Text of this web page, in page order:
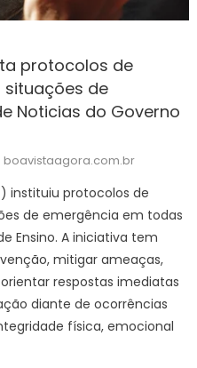
protocolos de
de
Noticias do Governo
Author
boavistaagora.com.br
instituiu protocolos de
de emergência em todas
Ensino. A iniciativa tem
mitigar ameaças,
respostas imediatas
diante de ocorrências
física, emocional